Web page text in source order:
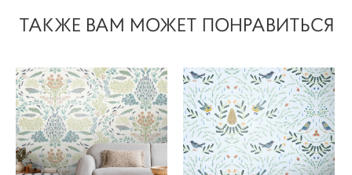
ТАКЖЕ ВАМ МОЖЕТ ПОНРАВИТЬСЯ